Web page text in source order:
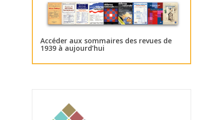
Accéder aux sommaires des revues de
1939 à aujourd’hui